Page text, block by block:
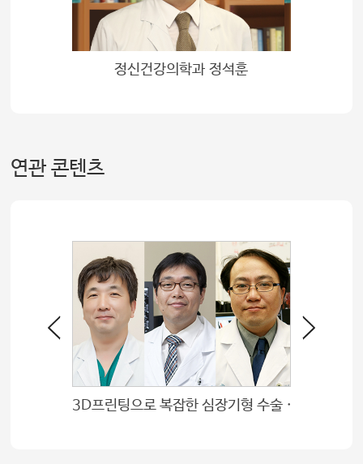
정신건강의학과 정석훈
연관 콘텐츠
3D프린팅으로 복잡한 심장기형 수술 빠르고 정확하게